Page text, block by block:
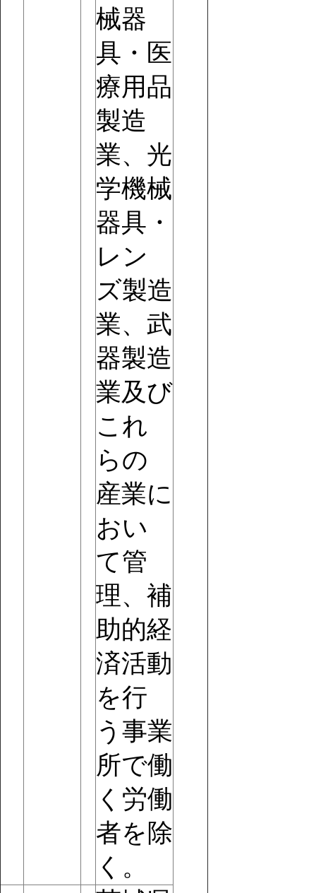
械器
具・医
療用品
製造
業、光
学機械
器具・
レン
ズ製造
業、武
器製造
業及び
これ
らの
産業に
おい
て管
理、補
助的経
済活動
を行
う事業
所で働
く労働
者を除
く。